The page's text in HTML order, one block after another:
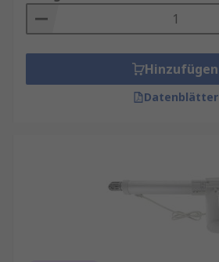
Hinzufügen
Datenblätter